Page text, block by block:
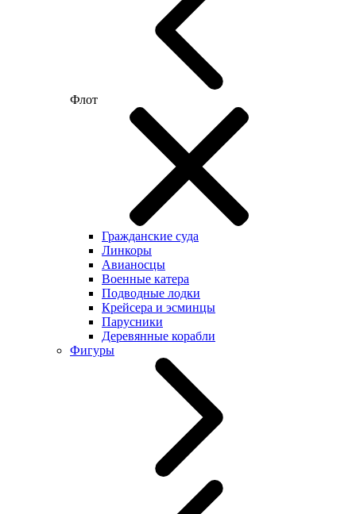
Флот
Гражданские суда
Линкоры
Авианосцы
Военные катера
Подводные лодки
Крейсера и эсминцы
Парусники
Деревянные корабли
Фигуры